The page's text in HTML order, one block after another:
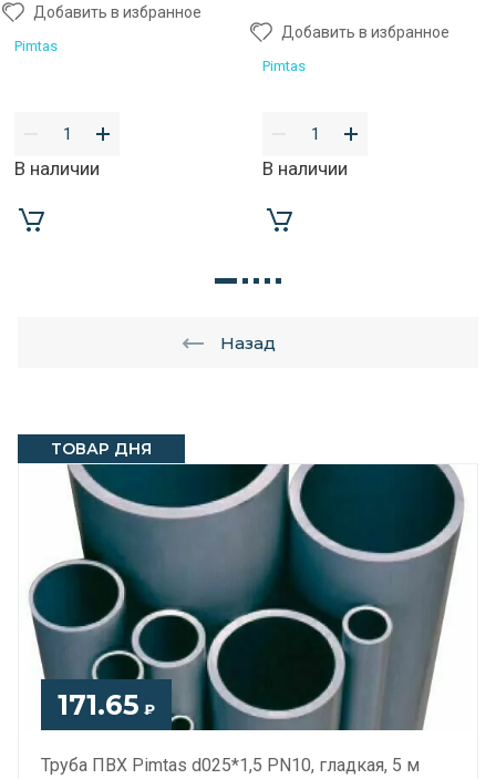
ТОВАР ДНЯ
171.65 ₽
Труба ПВХ Pimtas d025*1,5 PN10, гладкая, 5 м
Добавить в избранное
Pimtas
В наличии
Добавить в избранное
Pimtas
В наличии
Назад